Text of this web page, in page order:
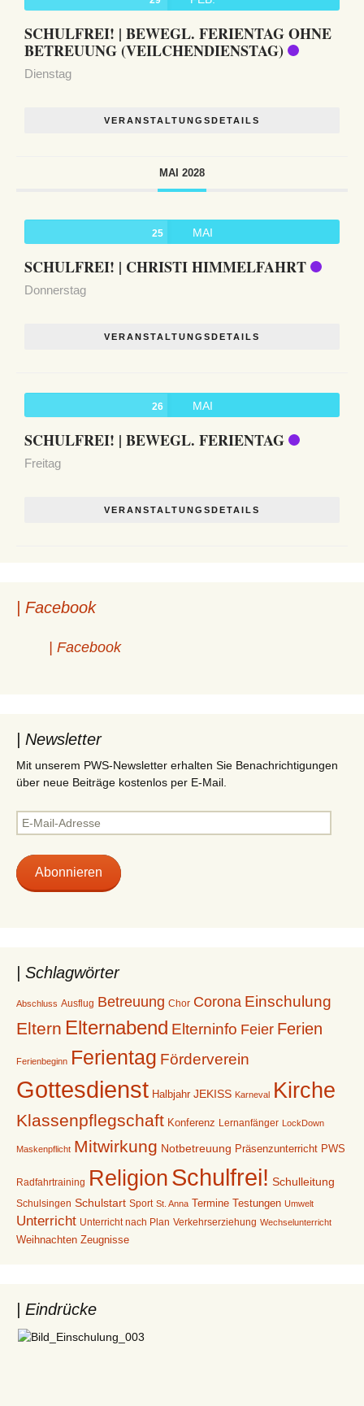
SCHULFREI! | BEWEGL. FERIENTAG OHNE
BETREUUNG (VEILCHENDIENSTAG)
Dienstag
VERANSTALTUNGSDETAILS
MAI 2028
25 MAI
SCHULFREI! | CHRISTI HIMMELFAHRT
Donnerstag
VERANSTALTUNGSDETAILS
26 MAI
SCHULFREI! | BEWEGL. FERIENTAG
Freitag
VERANSTALTUNGSDETAILS
| Facebook
| Facebook
| Newsletter
Mit unserem PWS-Newsletter erhalten Sie Benachrichtigungen
über neue Beiträge kostenlos per E-Mail.
E-
Mail-
Adresse
Abonnieren
| Schlagwörter
Abschluss Ausflug Betreuung Chor Corona Einschulung
Eltern Elternabend Elterninfo Feier Ferien
Ferienbeginn Ferientag Förderverein
Gottesdienst Halbjahr JEKISS Karneval Kirche
Klassenpflegschaft Konferenz Lernanfänger LockDown
Maskenpflicht Mitwirkung Notbetreuung Präsenzunterricht PWS
Radfahrtraining Religion Schulfrei! Schulleitung
Schulsingen Schulstart Sport St. Anna Termine Testungen Umwelt
Unterricht Unterricht nach Plan Verkehrserziehung Wechselunterricht
Weihnachten Zeugnisse
| Eindrücke